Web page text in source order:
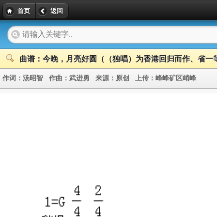
首页 返回
曲谱：今晚，月亮好圆（（独唱）为香港回归而作、省一
作词： 汤昭智 作曲： 武进勇 来源： 原创 上传： 峰峰矿区峭峰